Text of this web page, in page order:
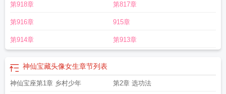
第918章 第817章
第916章 915章
第914章 第913章
神仙宝藏头像女生章节列表
神仙宝座第1章 乡村少年 第2章 选功法